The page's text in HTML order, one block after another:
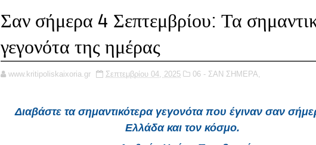
Σαν σήμερα 4 Σεπτεμβρίου: Τα
γεγονότα της ημέρας
www.kritipoliskaixoria.gr Σεπτεμβρίου 04, 2025 06 - ΣΑΝ ΣΗΜΕΡΑ,
Διαβάστε τα σημαντικότερα γεγονότα που έγιναν σαν
Ελλάδα και τον κόσμο.